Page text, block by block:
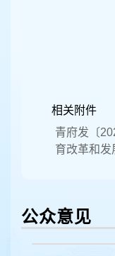
相关附件
青府发〔
育改革和发
公众意见